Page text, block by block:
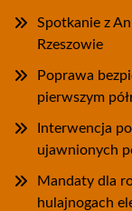
Spotkanie z
Rzeszowie
Poprawa
pierwszym
Interwencja
ujawnionych
Mandaty dla
hulajnogach